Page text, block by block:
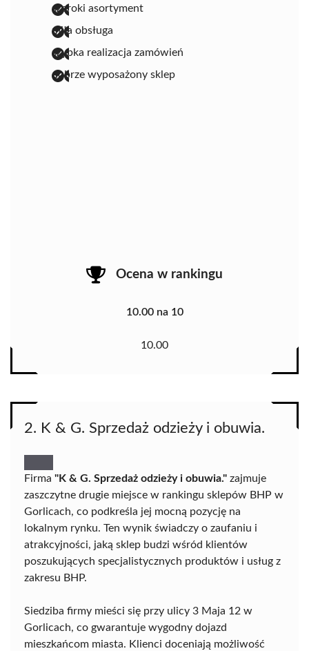
szeroki asortyment
miła obsługa
szybka realizacja zamówień
dobrze wyposażony sklep
Ocena w rankingu
10.00 na 10
10.00
2. K & G. Sprzedaż odzieży i obuwia.
Firma "K & G. Sprzedaż odzieży i obuwia." zajmuje
zaszczytne drugie miejsce w rankingu sklepów BHP w
Gorlicach, co podkreśla jej mocną pozycję na
lokalnym rynku. Ten wynik świadczy o zaufaniu i
atrakcyjności, jaką sklep budzi wśród klientów
poszukujących specjalistycznych produktów i usług z
zakresu BHP.
Siedziba firmy mieści się przy ulicy 3 Maja 12 w
Gorlicach, co gwarantuje wygodny dojazd
mieszkańcom miasta. Klienci doceniają możliwość